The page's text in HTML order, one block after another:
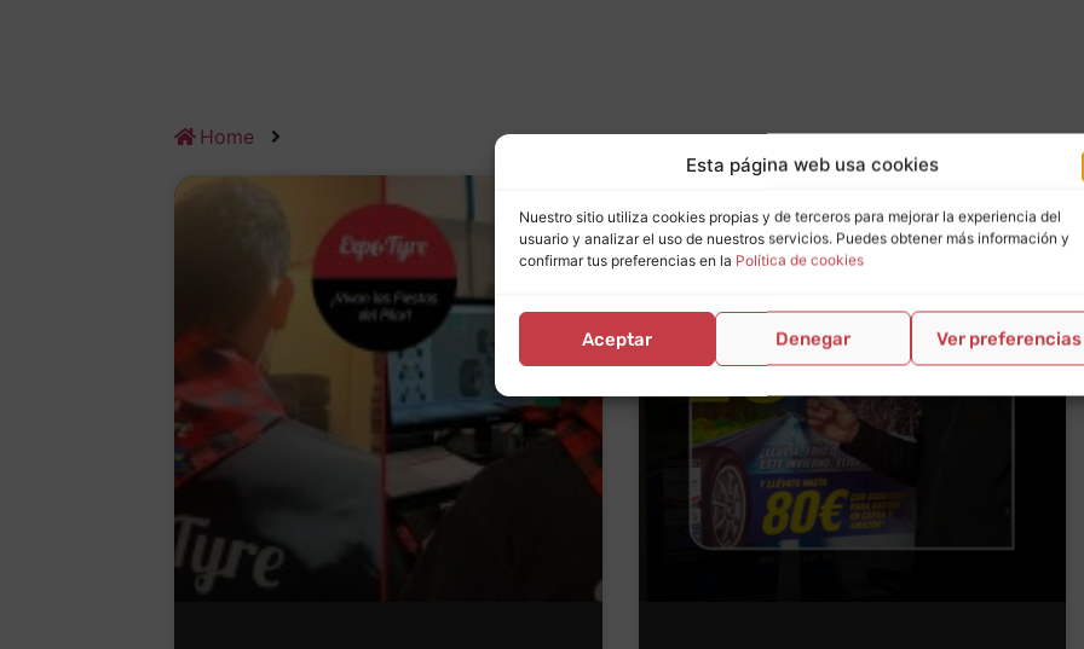
Esta página web usa cookies
Nuestro sitio utiliza cookies propias y de terceros para mejorar la experiencia del
usuario y analizar el uso de nuestros servicios. Puedes obtener más información y
confirmar tus preferencias en la Política de cookies
Aceptar Denegar Ver preferencias
Home